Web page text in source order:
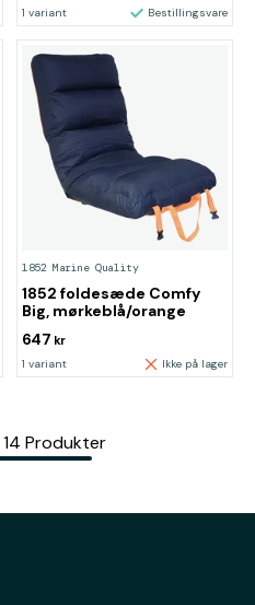
1 variant Bestillingsvare
1852 Marine Quality
1852 foldesæde Comfy
Big, mørkeblå/orange
647 kr
1 variant Ikke på lager
14 Produkter